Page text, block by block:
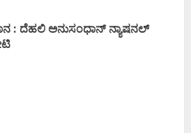
: ದೆಹಲಿ ಅನುಸಂಧಾನ್ ನ್ಯಾಷನಲ್